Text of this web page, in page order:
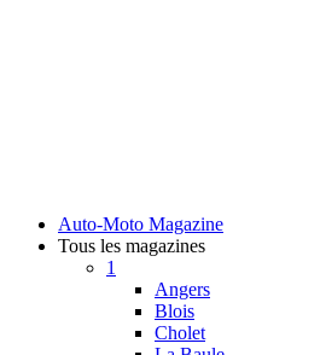
Auto-Moto Magazine
Tous les magazines
1
Angers
Blois
Cholet